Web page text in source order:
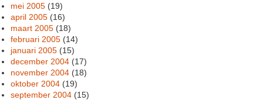
mei 2005 (19)
april 2005 (16)
maart 2005 (18)
februari 2005 (14)
januari 2005 (15)
december 2004 (17)
november 2004 (18)
oktober 2004 (19)
september 2004 (15)